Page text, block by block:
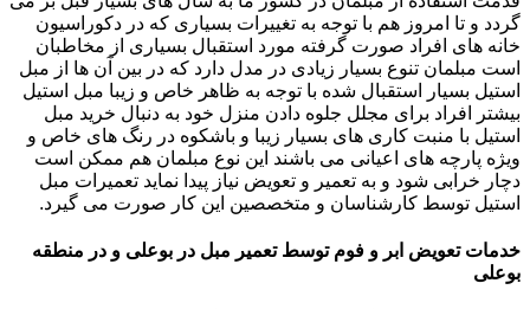
گردد و تا امروز هم با توجه به تغییرات بسیاری که در دکوراسیون
خانه های افراد صورت گرفته مورد استقبال بسیاری از مخاطبان
است مبلمان تنوع بسیار زیادی در مدل دارد که در بین آن ها از مبل
استیل بسیار استقبال شده با توجه به ظاهر خاص و زیبا مبل استیل
بیشتر افراد برای مجلل جلوه دادن منزل خود به دنبال خرید مبل
استیل با منبت کاری های بسیار زیبا و باشکوه در رنگ های خاص و
ویژه پارچه های اعیانی می باشند این نوع مبلمان هم ممکن است
دچار خرابی شود و به تعمیر و تعویض نیاز پیدا نماید تعمیرات مبل
استیل توسط کارشناسان و متخصصین این کار صورت می گیرد.
خدمات تعویض ابر و فوم توسط تعمیر مبل در بوعلی و در منطقه
بوعلی